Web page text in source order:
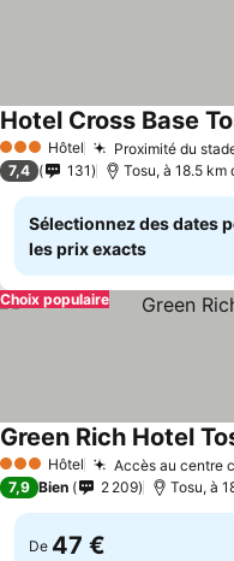
3 ÉtoilesHôtel Proximité du
Hotel Cross Base
7,4 131 Tosu, à 18.5 km
Sélectionnez des dates
les prix exacts
Choix populaire
3 ÉtoilesHôtel Accès au centre
Green Rich Hotel
7,9 Bien 2 209 Tosu, à
De 47 €